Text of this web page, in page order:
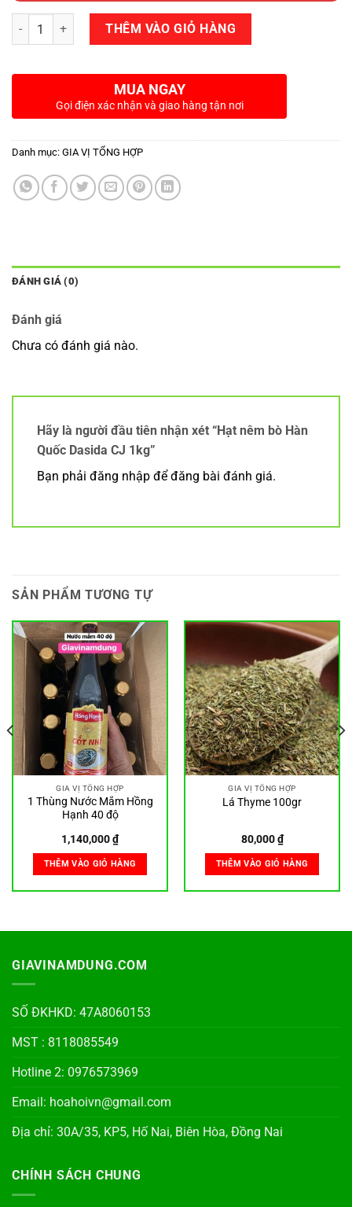
Số lượng THÊM VÀO GIỎ HÀNG
MUA NGAY
Gọi điện xác nhận và giao hàng tận nơi
Danh mục: GIA VỊ TỔNG HỢP
ĐÁNH GIÁ (0)
Đánh giá
Chưa có đánh giá nào.
Hãy là người đầu tiên nhận xét “Hạt nêm bò Hàn
Quốc Dasida CJ 1kg”
Bạn phải đăng nhập để đăng bài đánh giá.
SẢN PHẨM TƯƠNG TỰ
GIA VỊ TỔNG HỢP
1 Thùng Nước Mắm Hồng
Hạnh 40 độ
1,140,000₫
THÊM VÀO GIỎ HÀNG
GIA VỊ TỔNG HỢP
Lá Thyme 100gr
80,000₫
THÊM VÀO GIỎ HÀNG
GIAVINAMDUNG.COM
SỐ ĐKHKD: 47A8060153
MST : 8118085549
Hotline 2: 0976573969
Email: hoahoivn@gmail.com
Địa chỉ: 30A/35, KP5, Hố Nai, Biên Hòa, Đồng Nai
CHÍNH SÁCH CHUNG